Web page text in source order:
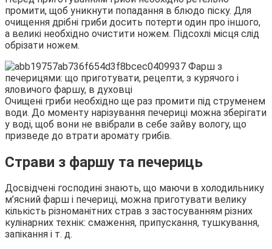
промити, щоб уникнути попадання в блюдо піску. Для
очищення дрібні гриби досить потерти один про іншого,
а великі необхідно очистити ножем. Підсохлі місця слід
обрізати ножем.
Очищені гриби необхідно ще раз промити під струменем
води. До моменту нарізування печериці можна зберігати
у воді, щоб вони не ввібрали в себе зайву вологу, що
призведе до втрати аромату грибів.
Страви з фаршу та печериць
Досвідчені господині знають, що маючи в холодильнику
м’ясний фарш і печериці, можна приготувати велику
кількість різноманітних страв з застосуванням різних
кулінарних технік: смаження, припускання, тушкування,
запікання і т. д.